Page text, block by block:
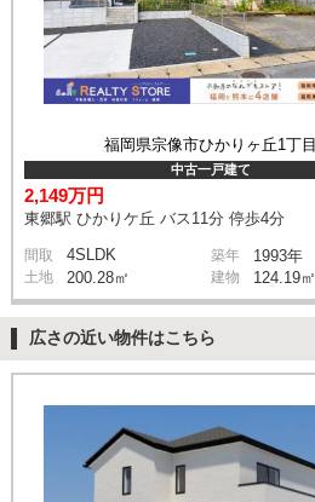
福岡県宗像市ひかりヶ丘1丁目
中古一戸建て
2,149万円
東郷駅 ひかりケ丘 バス11分 停歩4分
間取 4SLDK 築年 1993年
土地 200.28㎡ 建物 124.19㎡
広さの近い物件はこちら